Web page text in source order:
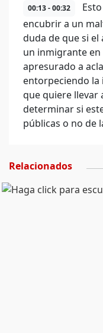
00:13 - 00:32
encubrir a un
duda de que si
un inmigrante
apresurado a
entorpeciendo
que quiere llevar
determinar si
públicas o no de
Relacionados